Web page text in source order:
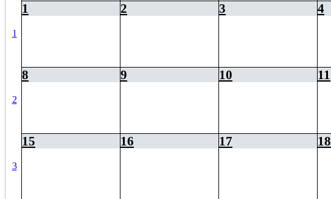
1
1 2 3 4
2
8 9 10 11
3
15 16 17 18